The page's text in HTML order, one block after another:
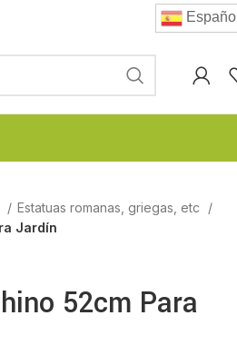
Español
Estatuas romanas, griegas, etc
Jardín
52cm Para